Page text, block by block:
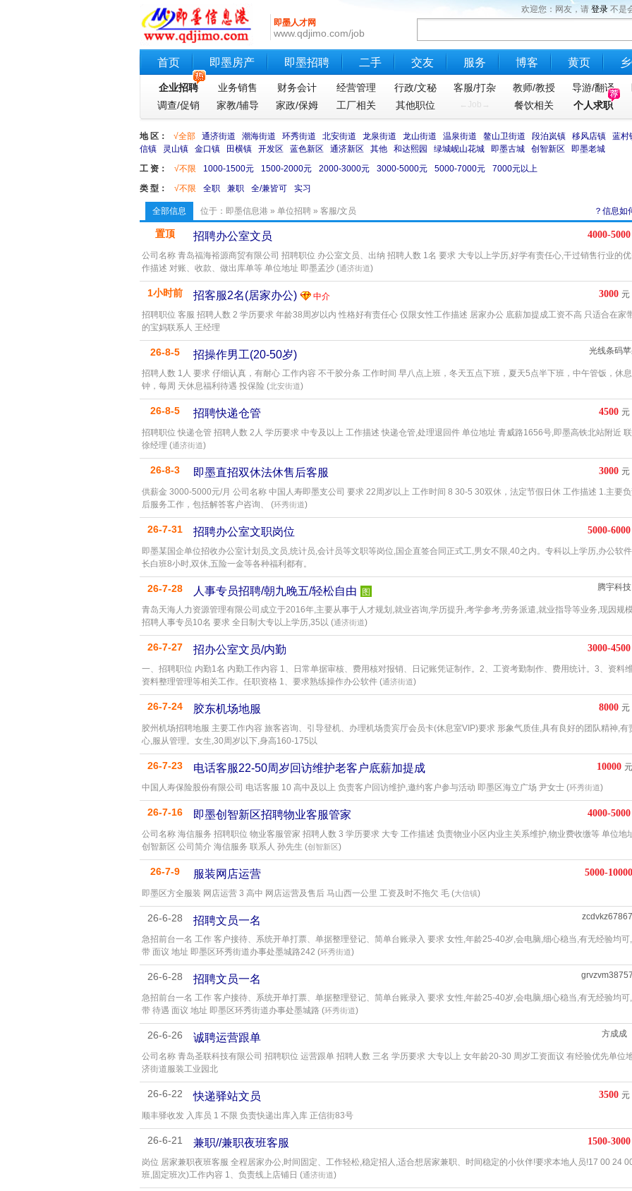
即墨人才网
www.qdjimo.com/job
欢迎您：网友，请 登录 不是
首页 即墨房产 即墨招聘 二手 交友 服务 博客 黄页
企业招聘 业务销售 财务会计 经营管理 行政/文秘 客服/打杂 教师/教授 导游/翻译
调查/促销
家教/辅导 家政/保姆 工厂相关 其他职位 ←Job→ 餐饮相关 个人求职
地 区： √全部 通济街道 潮海街道 环秀街道 北安街道 龙泉街道 龙山街道 温泉街道 鳌山卫街道 段泊岚镇 移风店镇 蓝村
信镇
灵山镇 金口镇 田横镇 开发区 蓝色新区 通济新区 其他 和达熙园 绿城岘山花城 即墨古城 创智新区
即墨老城
工 资：
√不限 1000-1500元 1500-2000元 2000-3000元 3000-5000元 5000-7000元
7000元以上
类 型：
√不限 全职 兼职 全/兼皆可 实习
全部信息 位于： 即墨信息港 » 单位招聘 » 客服/文员 ？信息如
置顶 招聘办公室文员 4000-5000
公司名称 青岛福海裕源商贸有限公司 招聘职位 办公室文员、出纳 招聘人数 1名 要求 大专以上学历,好学有责任心,干过销售行业的
作描述 对账、收款、做出库单等 单位地址 即墨孟沙 (通济街道)
1小时前 招客服2名(居家办公) 中介 3000 元
招聘职位 客服 招聘人数 2 学历要求 年龄38周岁以内 性格好有责任心 仅限女性工作描述 居家办公 底薪加提成工资不高 只适合在家
的宝妈联系人 王经理
26-8-5 招操作男工(20-50岁) 光线条码
招聘人数 1人 要求 仔细认真，有耐心 工作内容 不干胶分条 工作时间 早八点上班，冬天五点下班，夏天5点半下班，中午管饭，休
钟，每周 天休息福利待遇 投保险 (北安街道)
26-8-5 招聘快递仓管 4500 元
招聘职位 快递仓管 招聘人数 2人 学历要求 中专及以上 工作描述 快递仓管,处理退回件 单位地址 青威路1656号,即墨高铁北站附近
徐经理 (通济街道)
26-8-3 即墨直招双休法休售后客服 3000 元
供薪金 3000-5000元/月 公司名称 中国人寿即墨支公司 要求 22周岁以上 工作时间 8 30-5 30双休，法定节假日休 工作描述 1.主要
后服务工作，包括解答客户咨询、 (环秀街道)
26-7-31 招聘办公室文职岗位 5000-6000
即墨某国企单位招收办公室计划员,文员,统计员,会计员等文职等岗位,国企直签合同正式工,男女不限,40之内。专科以上学历,办公软
长白班8小时,双休,五险一金等各种福利都有。
26-7-28 人事专员招聘/朝九晚五/轻松自由 图 腾宇科技
青岛天海人力资源管理有限公司成立于2016年,主要从事于人才规划,就业咨询,学历提升,考学参考,劳务派遣,就业指导等业务,现因规
招聘人事专员10名 要求 全日制大专以上学历,35以 (通济街道)
26-7-27 招办公室文员/内勤 3000-4500
一、招聘职位 内勤1名 内勤工作内容 1、日常单据审核、费用核对报销、日记账凭证制作。2、工资考勤制作、费用统计。3、资料维
资料整理管理等相关工作。任职资格 1、要求熟练操作办公软件 (通济街道)
26-7-24 胶东机场地服 8000 元
胶州机场招聘地服 主要工作内容 旅客咨询、引导登机、办理机场贵宾厅会员卡(休息室VIP)要求 形象气质佳,具有良好的团队精神,有
心,服从管理。女生,30周岁以下,身高160-175以
26-7-23 电话客服22-50周岁回访维护老客户底薪加提成 10000 元
中国人寿保险股份有限公司 电话客服 10 高中及以上 负责客户回访维护,邀约客户参与活动 即墨区海立广场 尹女士 (环秀街道)
26-7-16 即墨创智新区招聘物业客服管家 4000-5000
公司名称 海信服务 招聘职位 物业客服管家 招聘人数 3 学历要求 大专 工作描述 负责物业小区内业主关系维护,物业费收缴等 单位地
创智新区 公司简介 海信服务 联系人 孙先生 (创智新区)
26-7-9 服装网店运营 5000-10000
即墨区方全服装 网店运营 3 高中 网店运营及售后 马山西一公里 工资及时不拖欠 毛 (大信镇)
26-6-28 招聘文员一名
急招前台一名 工作 客户接待、系统开单打票、单据整理登记、简单台账录入 要求 女性,年龄25-40岁,会电脑,细心稳当,有无经验均可
带 面议 地址 即墨区环秀街道办事处墨城路242 (环秀街道)
26-6-28 招聘文员一名
急招前台一名 工作 客户接待、系统开单打票、单据整理登记、简单台账录入 要求 女性,年龄25-40岁,会电脑,细心稳当,有无经验均可
带 待遇 面议 地址 即墨区环秀街道办事处墨城路 (环秀街道)
26-6-26 诚聘运营跟单 方成成
公司名称 青岛圣联科技有限公司 招聘职位 运营跟单 招聘人数 三名 学历要求 大专以上 女年龄20-30 周岁工资面议 有经验优先单位
济街道服装工业园北
26-6-22 快递驿站文员 3500 元
顺丰驿收发 入库员 1 不限 负责快递出库入库 正信街83号
26-6-21 兼职//兼职夜班客服 1500-3000
岗位 居家兼职夜班客服 全程居家办公,时间固定、工作轻松,稳定招人,适合想居家兼职、时间稳定的小伙伴!要求本地人员!17 00 24
班,固定班次)工作内容 1、负责线上店铺日 (通济街道)